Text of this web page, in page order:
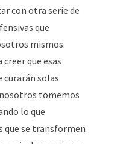
con otra serie de
que
mismos.
que esas
curarán solas
tomemos
lo que
que se transformen